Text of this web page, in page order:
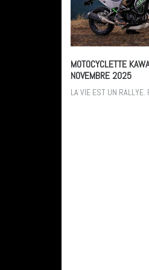
MOTOCYCLETTE
NOVEMBRE 2025
LA VIE EST UN RALLYE.